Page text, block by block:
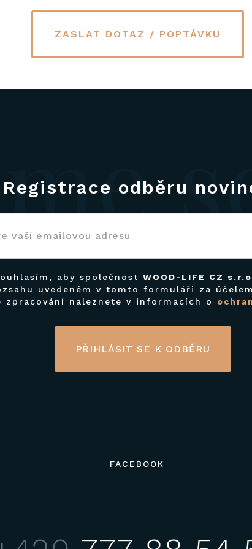
ZASLAT DOTAZ / POPTÁVKU
Registrace odběru
aby společnost WOOD-LIFE CZ
uvedeném v tomto formuláři za
zpracování naleznete v informacích o
PŘIHLÁSIT SE K ODBĚRU
FACEBOOK